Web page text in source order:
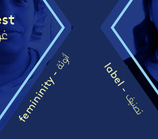
femininity -
أنوثة label -
تصنيف